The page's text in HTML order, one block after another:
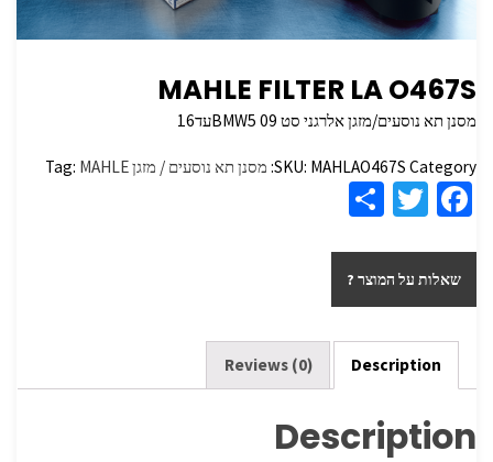
MAHLE FILTER LA O467S
מסנן תא נוסעים/מזגן אלרגני סט BMW5 09עד16
SKU: MAHLAO467S Category: מסנן תא נוסעים / מזגן Tag: MAHLE
Fa
b
o
o
k
T
tt
er
ar
e
שאלות על המוצר ?
Description
Reviews (0)
Description